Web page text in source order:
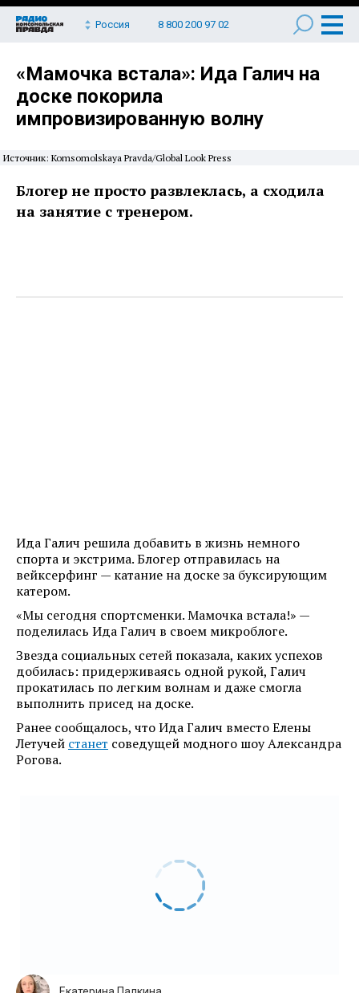
Россия 8 800 200 97 02
«Мамочка встала»: Ида Галич на
доске покорила
импровизированную волну
Источник: Komsomolskaya Pravda/Global Look Press
Блогер не просто развлеклась, а сходила
на занятие с тренером.
Ида Галич решила добавить в жизнь немного
спорта и экстрима. Блогер отправилась на
вейксерфинг — катание на доске за буксирующим
катером.
«Мы сегодня спортсменки. Мамочка встала!» —
поделилась Ида Галич в своем микроблоге.
Звезда социальных сетей показала, каких успехов
добилась: придерживаясь одной рукой, Галич
прокатилась по легким волнам и даже смогла
выполнить присед на доске.
Ранее сообщалось, что Ида Галич вместо Елены
Летучей станет соведущей модного шоу Александра
Рогова.